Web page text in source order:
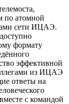
по атомной
сети ИЦАЭ.
формату
эффективной
из ИЦАЭ
ответы на
с командой